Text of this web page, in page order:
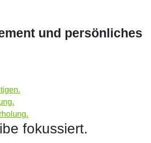
und persönliches
fokussiert.